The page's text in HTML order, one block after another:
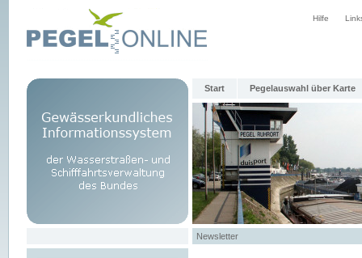
Hilfe
Start Pegelauswahl über Karte
Newsletter